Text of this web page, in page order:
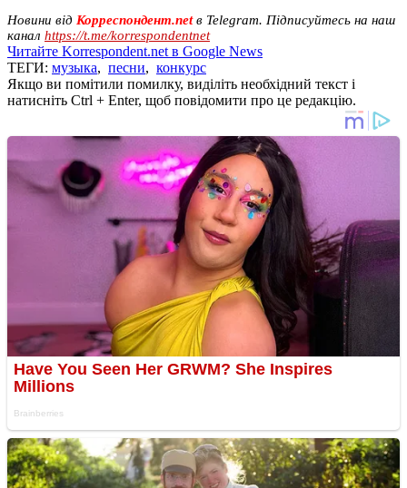
Новини від Корреспондент.netв Telegram. Підписуйтесь на наш
канал https://t.me/korrespondentnet
Читайте Korrespondent.net в Google News
ТЕГИ: музыка, песни, конкурс
Якщо ви помітили помилку, виділіть необхідний текст і
натисніть Ctrl + Enter, щоб повідомити про це редакцію.